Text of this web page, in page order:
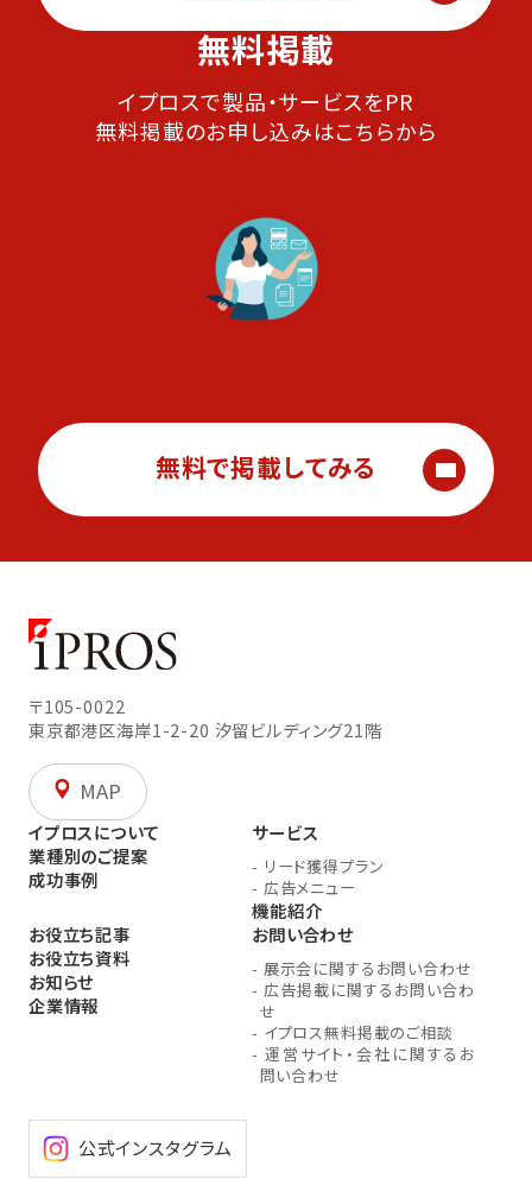
無料掲載
イプロスで製品・サービスをPR
無料掲載のお申し込みはこちらから
無料で掲載してみる
〒105-0022
東京都港区海岸1-2-20 汐留ビルディング21階
MAP
イプロスについて
業種別のご提案
成功事例
サービス
- リード獲得プラン
- 広告メニュー
機能紹介
お役立ち記事
お役立ち資料
お知らせ
企業情報
お問い合わせ
- 展示会に関するお問い合わせ
- 広告掲載に関するお問い合わ
せ
- イプロス無料掲載のご相談
- 運営サイト・会社に関するお
問い合わせ
公式インスタグラム